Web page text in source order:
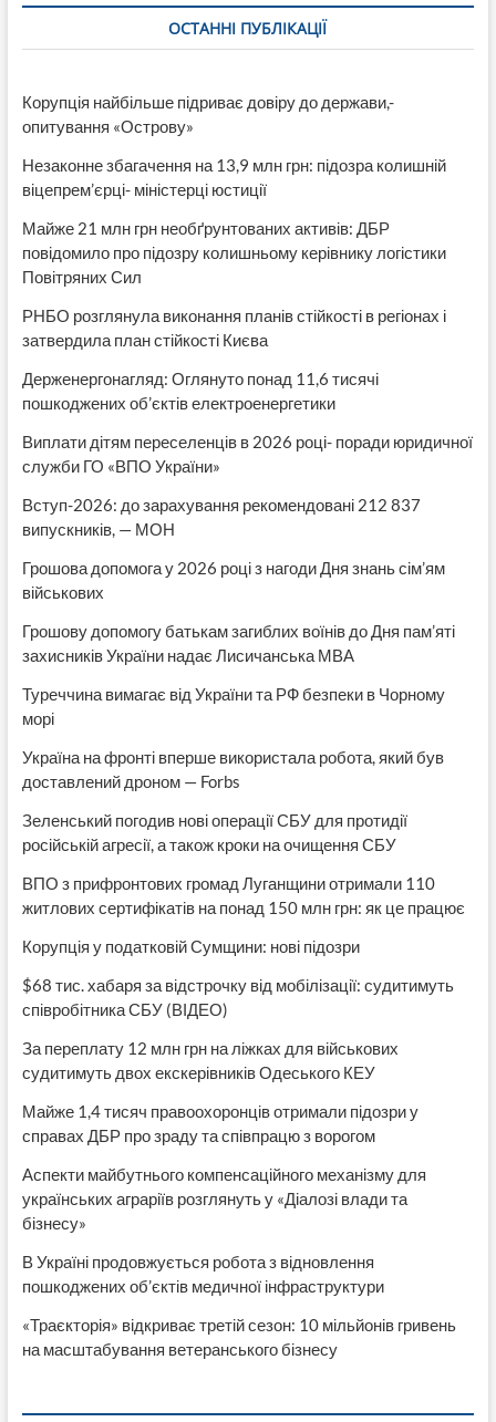
ОСТАННІ ПУБЛІКАЦІЇ
Корупція найбільше підриває довіру до держави,-
опитування «Острову»
Незаконне збагачення на 13,9 млн грн: підозра колишній
віцепрем’єрці- міністерці юстиції
Майже 21 млн грн необґрунтованих активів: ДБР
повідомило про підозру колишньому керівнику логістики
Повітряних Сил
РНБО розглянула виконання планів стійкості в регіонах і
затвердила план стійкості Києва
Держенергонагляд: Оглянуто понад 11,6 тисячі
пошкоджених об’єктів електроенергетики
Виплати дітям переселенців в 2026 році- поради юридичної
служби ГО «ВПО України»
Вступ-2026: до зарахування рекомендовані 212 837
випускників, — МОН
Грошова допомога у 2026 році з нагоди Дня знань сім’ям
військових
Грошову допомогу батькам загиблих воїнів до Дня пам’яті
захисників України надає Лисичанська МВА
Туреччина вимагає від України та РФ безпеки в Чорному
морі
Україна на фронті вперше використала робота, який був
доставлений дроном — Forbs
Зеленський погодив нові операції СБУ для протидії
російській агресії, а також кроки на очищення СБУ
ВПО з прифронтових громад Луганщини отримали 110
житлових сертифікатів на понад 150 млн грн: як це працює
Корупція у податковій Сумщини: нові підозри
$68 тис. хабаря за відстрочку від мобілізації: судитимуть
співробітника СБУ (ВІДЕО)
За переплату 12 млн грн на ліжках для військових
судитимуть двох екскерівників Одеського КЕУ
Майже 1,4 тисяч правоохоронців отримали підозри у
справах ДБР про зраду та співпрацю з ворогом
Аспекти майбутнього компенсаційного механізму для
українських аграріїв розглянуть у «Діалозі влади та
бізнесу»
В Україні продовжується робота з відновлення
пошкоджених об’єктів медичної інфраструктури
«Траєкторія» відкриває третій сезон: 10 мільйонів гривень
на масштабування ветеранського бізнесу